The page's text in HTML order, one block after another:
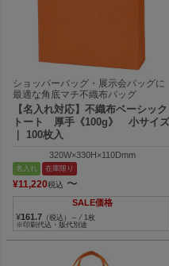
ショッパーバッグ・展示会バッグに
最適な角底マチ不織布バッグ
【名入れ対応】不織布ベーシック
トート 厚手《100g》 小サイズ
｜ 100枚入
320W×330H×110Dmm
名入れ 在庫限り
¥11,220税込 〜
SALE価格
¥161.7 （税込）～ ⁄ 1枚
※印刷代込・版代別途